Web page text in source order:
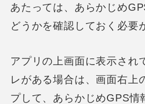
あたっては、あらかじめ
どうかを確認しておく必要
アプリの上画面に表示され
レがある場合は、 画面右上
プして、あらかじめGPS情